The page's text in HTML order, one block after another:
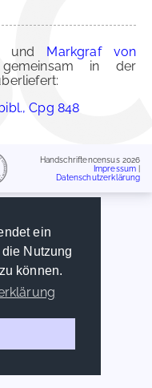
ein
Nutzung
können.
und Markgraf von
in der
Cpg 848
Handschriftencensus 2026
Impressum
Datenschutzerklärung